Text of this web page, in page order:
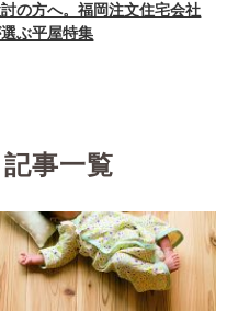
の方へ。福岡注文住宅会社
ぶ平屋特集
事一覧